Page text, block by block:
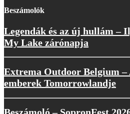
Beszámolók
Legendák és az új hullám –
My Lake zárónapja
Extrema Outdoor Belgium –
emberek Tomorrowlandje